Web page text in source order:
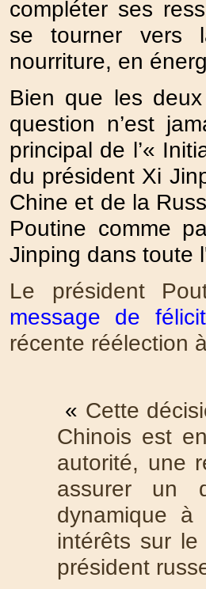
compléter ses
se tourner vers
nourriture, en
Bien que les
question n’est
principal de l’«
du président Xi
Chine et de la
Poutine comme
Jinping dans toute
Le président
message de
récente réélection
« Cette
Chinois est
autorité, une
assurer un
dynamique
intérêts sur
président